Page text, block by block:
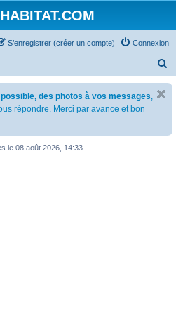
Connexion
S’enregistrer (créer un compte)
e
des photos à vos messages,
répondre. Merci par avance et bon
le 08 août 2026, 14:33